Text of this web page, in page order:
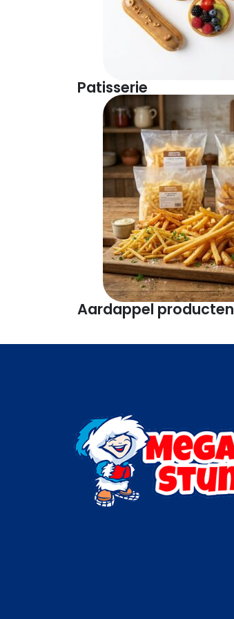
Patisserie
Aardappel producten